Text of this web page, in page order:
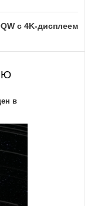
с 4K-дисплеем
в